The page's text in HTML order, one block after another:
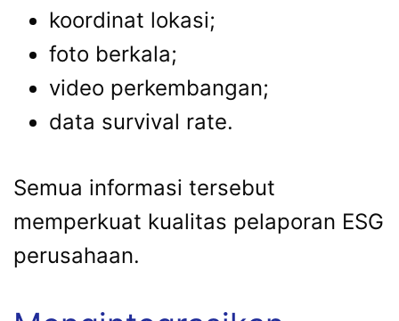
koordinat lokasi;
foto berkala;
video perkembangan;
data survival rate.
Semua informasi tersebut
memperkuat kualitas pelaporan ESG
perusahaan.